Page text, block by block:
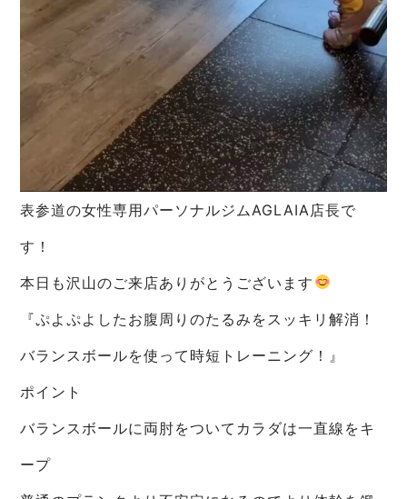
表参道の女性専用パーソナルジムAGLAIA店長で
す！
本日も沢山のご来店ありがとうございます
『ぷよぷよしたお腹周りのたるみをスッキリ解消！
バランスボールを使って時短トレーニング！』
ポイント
バランスボールに両肘をついてカラダは一直線をキ
ープ